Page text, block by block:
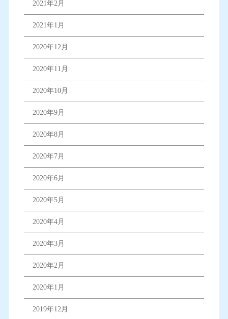
2021年2月
2021年1月
2020年12月
2020年11月
2020年10月
2020年9月
2020年8月
2020年7月
2020年6月
2020年5月
2020年4月
2020年3月
2020年2月
2020年1月
2019年12月